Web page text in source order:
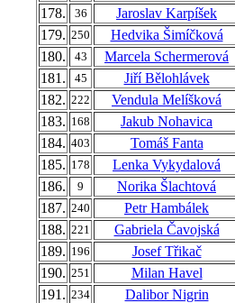
178.
36
Jaroslav Karpíšek
179. 250
Hedvika Šimíčková
180.
43
Marcela Schermerová
181.
45
Jiří Bělohlávek
182. 222
Vendula Melíšková
183. 168
Jakub Nohavica
184. 403
Tomáš Fanta
185. 178
Lenka Vykydalová
186.
9
Norika Šlachtová
187. 240
Petr Hambálek
188. 221
Gabriela Čavojská
189. 196
Josef Třikač
190. 251
Milan Havel
191. 234
Dalibor Nigrin